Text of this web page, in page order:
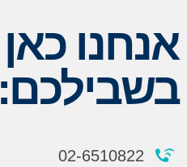
אנחנו כאן
בשבילכם:
02-6510822